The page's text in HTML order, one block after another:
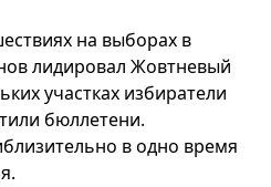
на выборах в
лидировал Жовтневый
участках избиратели
бюллетени.
в одно время